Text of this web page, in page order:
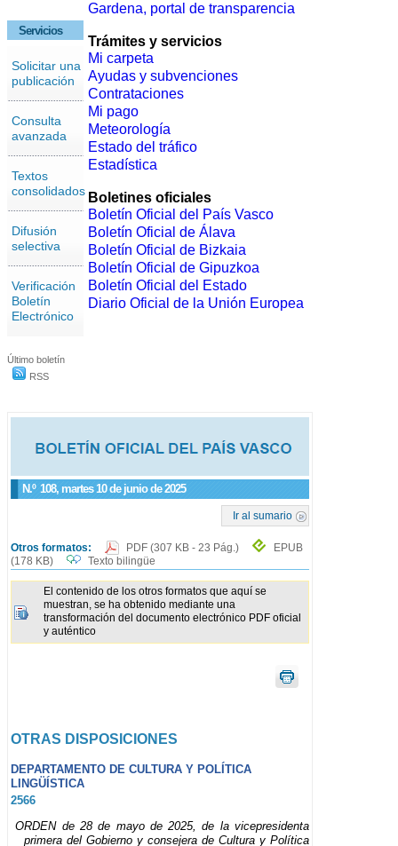
Servicios
Solicitar una
publicación
Consulta
avanzada
Textos
consolidados
Difusión
selectiva
Verificación
Boletín
Electrónico
Último boletín
RSS
N.º 108, martes 10 de junio de 2025
Ir al sumario
Otros formatos: PDF (307 KB - 23 Pág.)
EPUB
(178 KB)
Texto bilingüe
El contenido de los otros formatos que aquí se
muestran, se ha obtenido mediante una
transformación del documento electrónico PDF oficial
y auténtico
OTRAS DISPOSICIONES
DEPARTAMENTO DE CULTURA Y POLÍTICA
LINGÜÍSTICA
2566
ORDEN de 28 de mayo de 2025, de la vicepresidenta
primera del Gobierno y consejera de Cultura y Política
Gardena, portal de transparencia
Trámites y servicios
Mi carpeta
Ayudas y subvenciones
Contrataciones
Mi pago
Meteorología
Estado del tráfico
Estadística
Boletines oficiales
Boletín Oficial del País Vasco
Boletín Oficial de Álava
Boletín Oficial de Bizkaia
Boletín Oficial de Gipuzkoa
Boletín Oficial del Estado
Diario Oficial de la Unión Europea